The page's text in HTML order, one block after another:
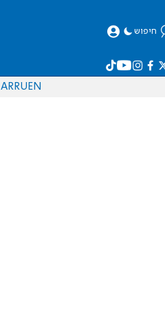
חיפוש
EN
RU
AR